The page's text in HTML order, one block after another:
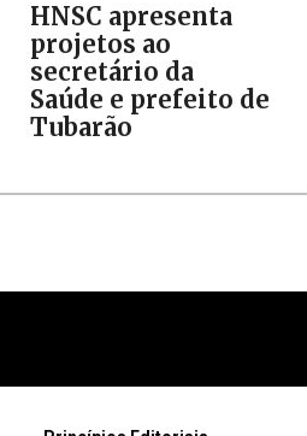
HNSC apresenta
projetos ao
secretário da
Saúde e prefeito de
Tubarão